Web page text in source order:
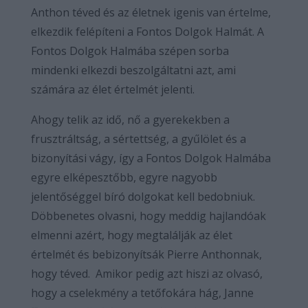
Anthon téved és az életnek igenis van értelme,
elkezdik felépíteni a Fontos Dolgok Halmát. A
Fontos Dolgok Halmába szépen sorba
mindenki elkezdi beszolgáltatni azt, ami
számára az élet értelmét jelenti.
Ahogy telik az idő, nő a gyerekekben a
frusztráltság, a sértettség, a gyűlölet és a
bizonyítási vágy, így a Fontos Dolgok Halmába
egyre elképesztőbb, egyre nagyobb
jelentőséggel bíró dolgokat kell bedobniuk.
Döbbenetes olvasni, hogy meddig hajlandóak
elmenni azért, hogy megtalálják az élet
értelmét és bebizonyítsák Pierre Anthonnak,
hogy téved. Amikor pedig azt hiszi az olvasó,
hogy a cselekmény a tetőfokára hág, Janne